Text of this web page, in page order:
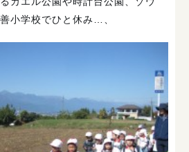
小学校でひと休み…、